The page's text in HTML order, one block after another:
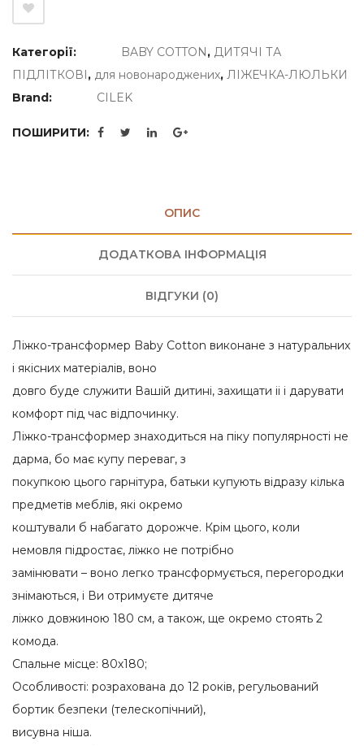
Категорії: BABY COTTON, ДИТЯЧІ ТА
ПІДЛІТКОВІ, для новонароджених, ЛІЖЕЧКА-ЛЮЛЬКИ
Brand:
CILEK
ПОШИРИТИ:
ОПИС
ДОДАТКОВА ІНФОРМАЦІЯ
ВІДГУКИ (0)
Ліжко-трансформер Baby Cotton виконане з натуральних
і якісних матеріалів, воно
довго буде служити Вашій дитині, захищати іі і дарувати
комфорт під час відпочинку.
Ліжко-трансформер знаходиться на піку популярності не
дарма, бо має купу переваг, з
покупкою цього гарнітура, батьки купують відразу кілька
предметів меблів, які окремо
коштували б набагато дорожче. Крім цього, коли
немовля підростає, ліжко не потрібно
замінювати – воно легко трансформується, перегородки
знімаються, і Ви отримуєте дитяче
ліжко довжиною 180 см, а також, ще окремо стоять 2
комода.
Спальне місце: 80х180;
Особливості: розрахована до 12 років, регульований
бортик безпеки (телескопічний),
висувна ніша.